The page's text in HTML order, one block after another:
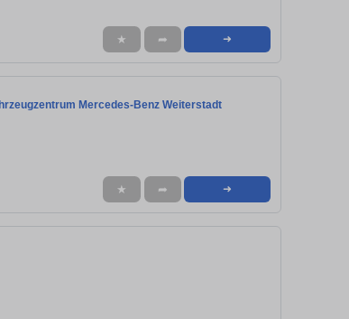
★ ➦ ➜
Mercedes-Benz Weiterstadt
★ ➦ ➜